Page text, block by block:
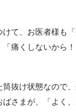
て、お医者様も
痛くしないから
抜け状態なので
さまが、「よく